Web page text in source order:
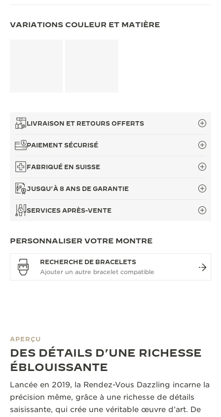
VARIATIONS COULEUR ET MATIÈRE
LIVRAISON ET RETOURS OFFERTS
PAIEMENT SÉCURISÉ
FABRIQUÉ EN SUISSE
JUSQU’À 8 ANS DE GARANTIE
SERVICES APRÈS-VENTE
PERSONNALISER VOTRE MONTRE
RECHERCHE DE BRACELETS
APERÇU
DES DÉTAILS D’UNE RICHESSE
ÉBLOUISSANTE
Lancée en 2019, la Rendez-Vous Dazzling incarne la
précision même, grâce à une richesse de détails
saisissante, qui crée une véritable œuvre d’art. De